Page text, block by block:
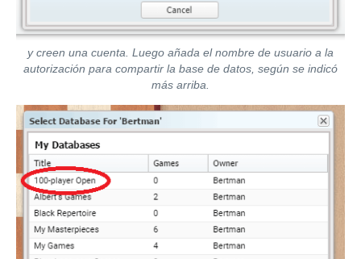
y creen una cuenta. Luego añada el nombre de usuario a la
autorización para compartir la base de datos, según se indicó
más arriba.